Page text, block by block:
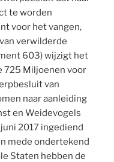
te worden
voor het vangen,
verwilderde
603) wijzigt het
Miljoenen voor
van
naar aanleiding
en Weidevogels
2017 ingediend
mede ondertekend
Staten hebben de